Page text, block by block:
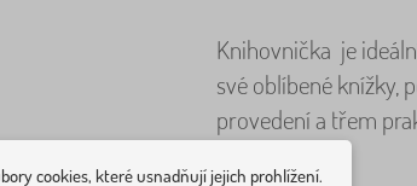
Knihovnička je
své oblíbené knížky,
provedení a třem
cookies, které usnadňují jejich prohlížení.